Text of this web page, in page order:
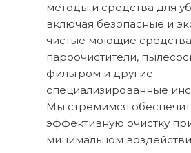
методы и средства для
включая безопасные и
чистые моющие
пароочистители,
фильтром и другие
специализированные
Мы стремимся
эффективную очистку
минимальном